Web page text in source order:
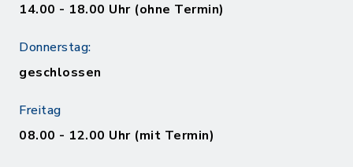
14.00 - 18.00 Uhr (ohne Termin)
Donnerstag:
geschlossen
Freitag
08.00 - 12.00 Uhr (mit Termin)